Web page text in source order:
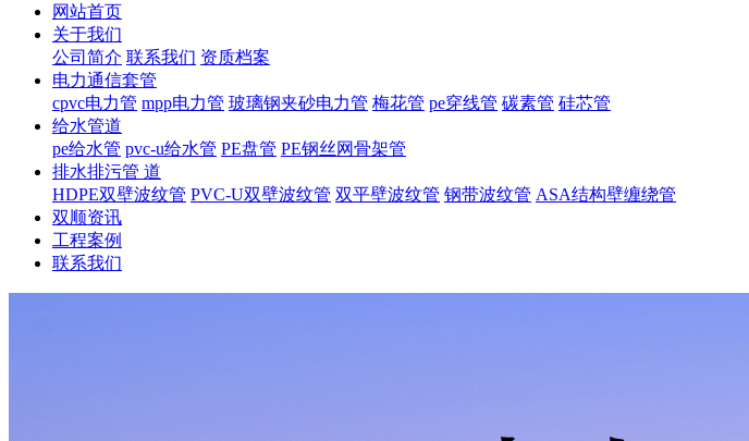
网站首页
关于我们
公司简介 联系我们 资质档案
电力通信套管
cpvc电力管 mpp电力管 玻璃钢夹砂电力管 梅花管 pe穿线管 碳素管 硅芯管
给水管道
pe给水管 pvc-u给水管 PE盘管 PE钢丝网骨架管
排水排污管 道
HDPE双壁波纹管 PVC-U双壁波纹管 双平壁波纹管 钢带波纹管 ASA结构壁缠绕管
双顺资讯
工程案例
联系我们